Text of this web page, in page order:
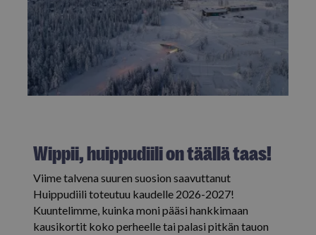
Wippii, huippudiili on täällä taas!
Viime talvena suuren suosion saavuttanut
Huippudiili toteutuu kaudelle 2026-2027!
Kuuntelimme, kuinka moni pääsi hankkimaan
kausikortit koko perheelle tai palasi pitkän tauon